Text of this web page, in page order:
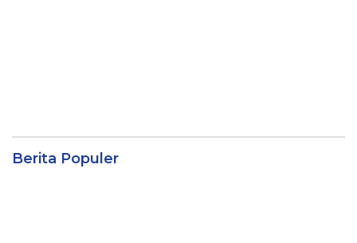
Berita Populer